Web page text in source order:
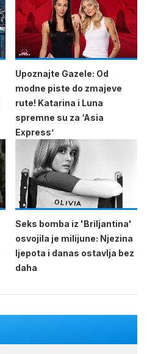
Upoznajte Gazele: Od
modne piste do zmajeve
rute! Katarina i Luna
spremne su za ‘Asia
Express’
Seks bomba iz 'Briljantina'
osvojila je milijune: Njezina
ljepota i danas ostavlja bez
daha